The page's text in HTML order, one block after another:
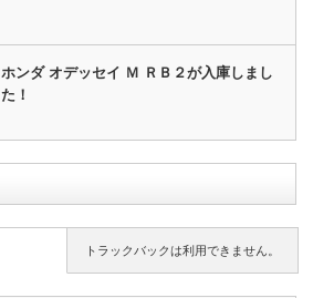
ホンダ オデッセイ Ｍ ＲＢ２が入庫しまし
た！
トラックバックは利用できません。